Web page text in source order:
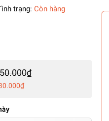
trạng: Còn hàng